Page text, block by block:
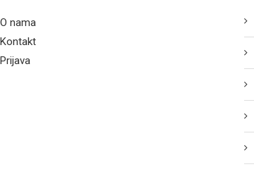
O nama
Kontakt
Prijava